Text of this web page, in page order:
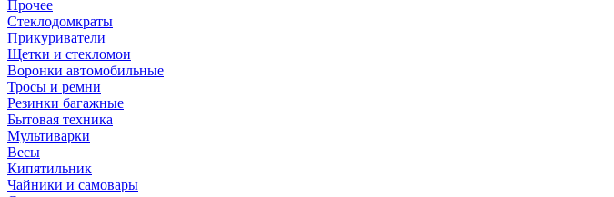
Прочее
Стеклодомкраты
Прикуриватели
Щетки и стекломои
Воронки автомобильные
Тросы и ремни
Резинки багажные
Бытовая техника
Мультиварки
Весы
Кипятильник
Чайники и самовары